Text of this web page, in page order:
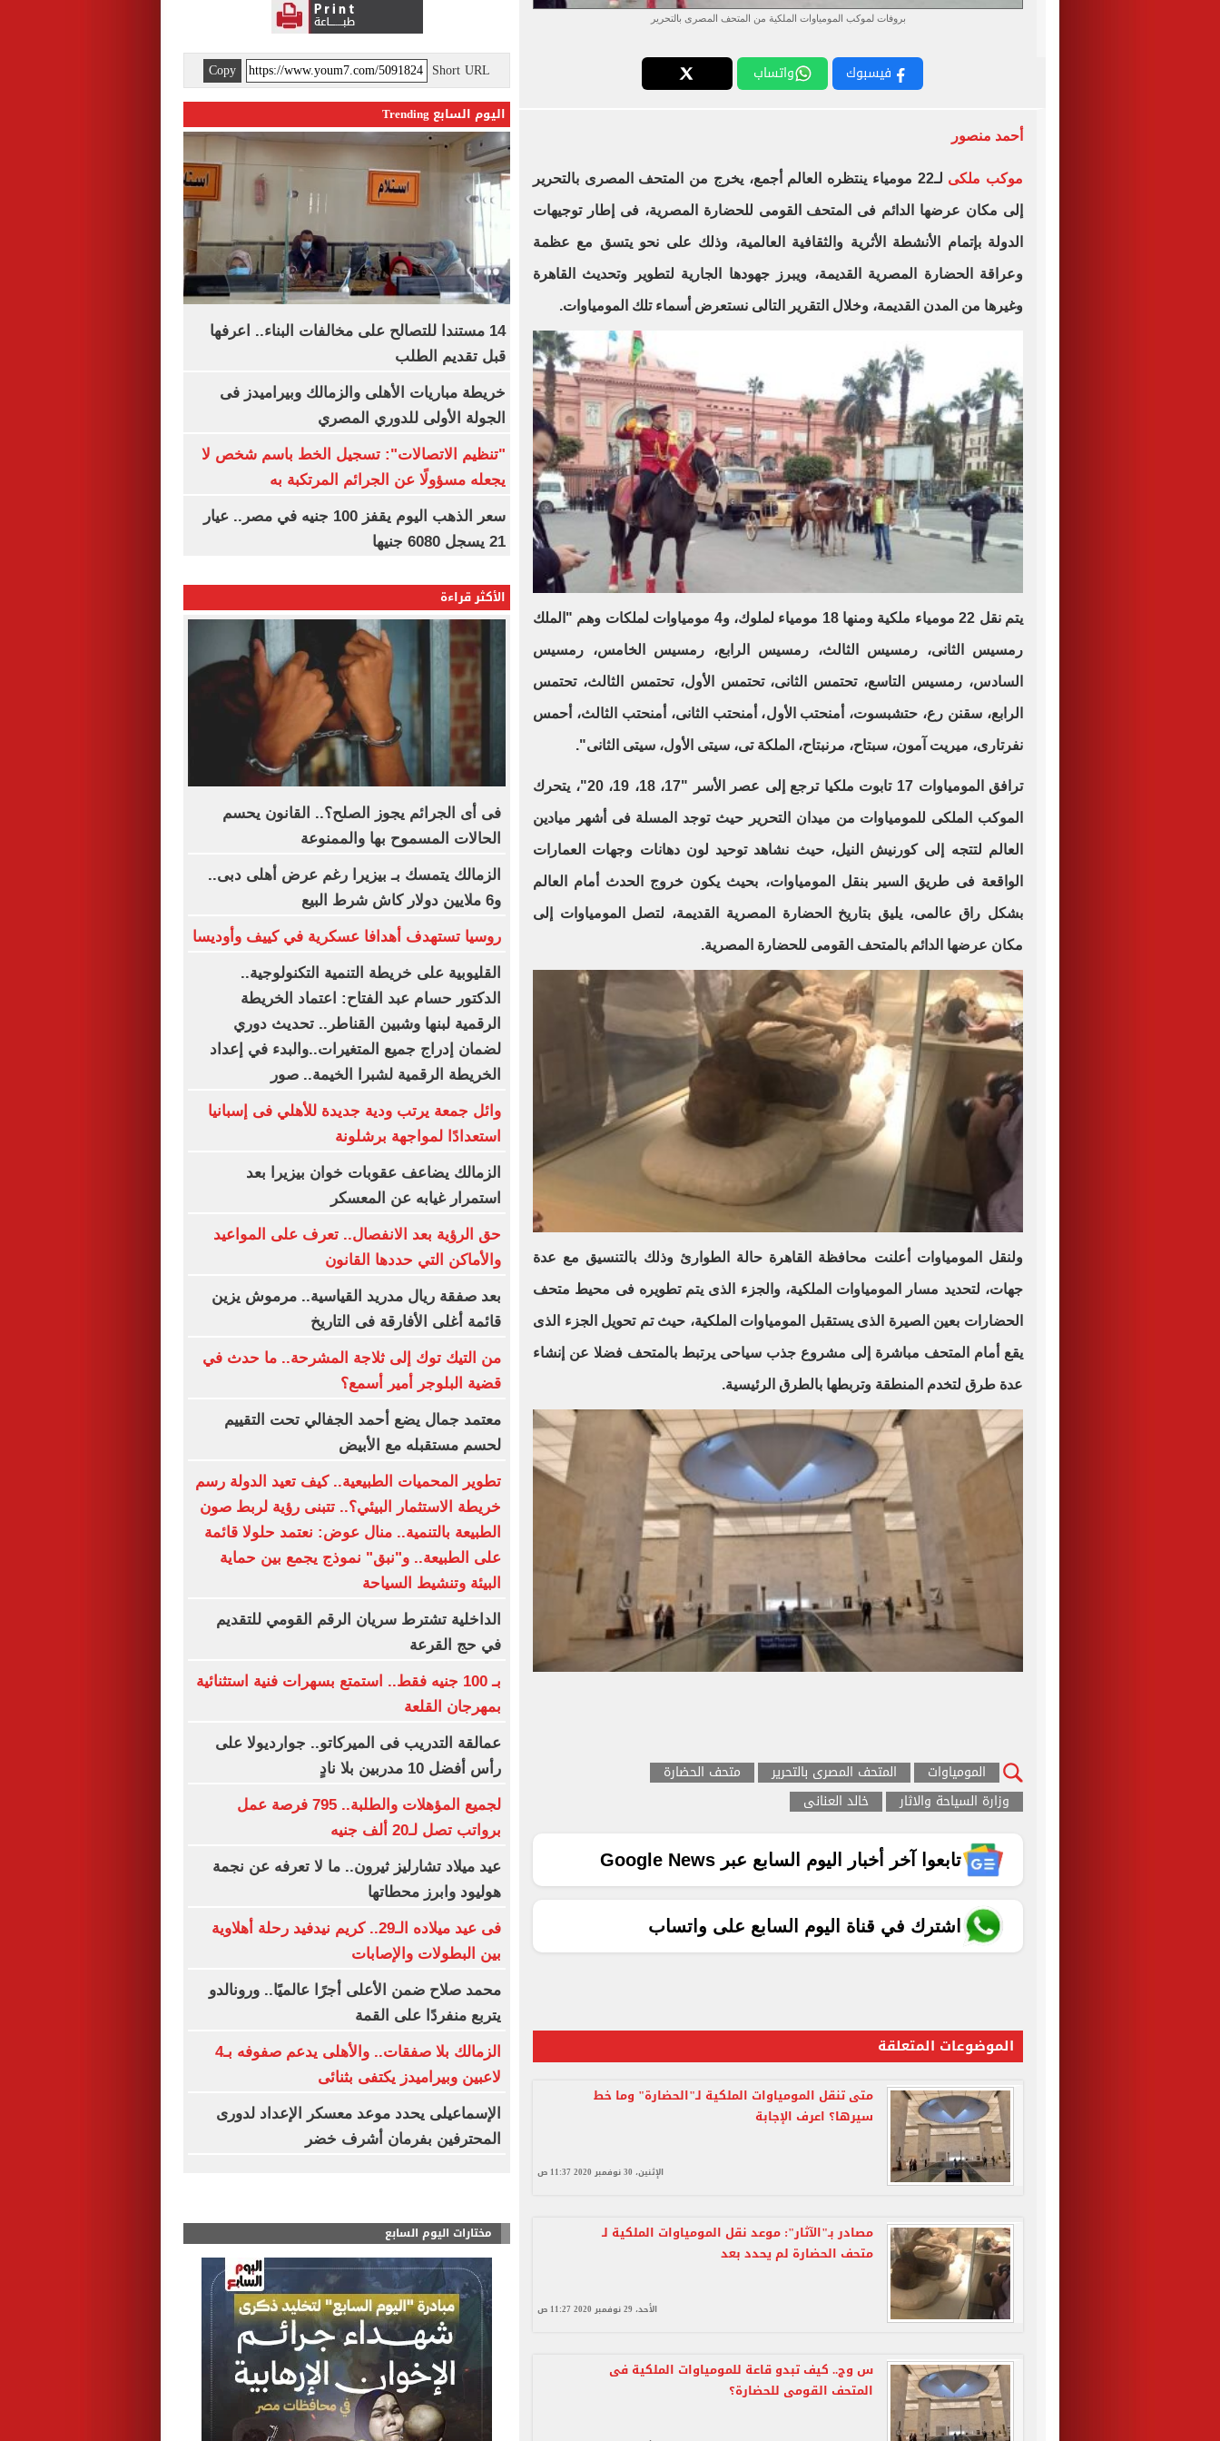
بروفات لموكب المومياوات الملكية من المتحف المصرى بالتحرير
فيسبوك واتساب
أحمد منصور
موكب ملكى لـ22 مومياء ينتظره العالم أجمع، يخرج من المتحف المصرى بالتحرير
إلى مكان عرضها الدائم فى المتحف القومى للحضارة المصرية، فى إطار توجيهات
الدولة بإتمام الأنشطة الأثرية والثقافية العالمية، وذلك على نحو يتسق مع عظمة
وعراقة الحضارة المصرية القديمة، ويبرز جهودها الجارية لتطوير وتحديث القاهرة
وغيرها من المدن القديمة، وخلال التقرير التالى نستعرض أسماء تلك المومياوات.
يتم نقل 22 مومياء ملكية ومنها 18 مومياء لملوك، و4 مومياوات لملكات وهم "الملك
رمسيس الثانى، رمسيس الثالث، رمسيس الرابع، رمسيس الخامس، رمسيس
السادس، رمسيس التاسع، تحتمس الثانى، تحتمس الأول، تحتمس الثالث، تحتمس
الرابع، سقنن رع، حتشبسوت، أمنحتب الأول، أمنحتب الثانى، أمنحتب الثالث، أحمس
نفرتارى، ميريت آمون، سبتاح، مرنبتاح، الملكة تى، سيتى الأول، سيتى الثانى".
ترافق المومياوات 17 تابوت ملكيا ترجع إلى عصر الأسر "17، 18، 19، 20"، يتحرك
الموكب الملكى للمومياوات من ميدان التحرير حيث توجد المسلة فى أشهر ميادين
العالم لتتجه إلى كورنيش النيل، حيث نشاهد توحيد لون دهانات وجهات العمارات
الواقعة فى طريق السير بنقل المومياوات، بحيث يكون خروج الحدث أمام العالم
بشكل راق عالمى، يليق بتاريخ الحضارة المصرية القديمة، لتصل المومياوات إلى
مكان عرضها الدائم بالمتحف القومى للحضارة المصرية.
ولنقل المومياوات أعلنت محافظة القاهرة حالة الطوارئ وذلك بالتنسيق مع عدة
جهات، لتحديد مسار المومياوات الملكية، والجزء الذى يتم تطويره فى محيط متحف
الحضارات بعين الصيرة الذى يستقبل المومياوات الملكية، حيث تم تحويل الجزء الذى
يقع أمام المتحف مباشرة إلى مشروع جذب سياحى يرتبط بالمتحف فضلا عن إنشاء
عدة طرق لتخدم المنطقة وتربطها بالطرق الرئيسية.
المومياوات المتحف المصرى بالتحرير
متحف الحضارة
وزارة السياحة والاثار
خالد العنانى
تابعوا آخر أخبار اليوم السابع عبر Google News
اشترك في قناة اليوم السابع على واتساب
الموضوعات المتعلقة
متى تنقل المومياوات الملكية لـ"الحضارة" وما خط
سيرها؟ اعرف الإجابة
الإثنين، 30 نوفمبر 2020 11:37 ص
مصادر بـ"الآثار": موعد نقل المومياوات الملكية لـ
متحف الحضارة لم يحدد بعد
الأحد، 29 نوفمبر 2020 11:27 ص
س وج.. كيف تبدو قاعة للمومياوات الملكية فى
المتحف القومى للحضارة؟
Short URL
Copy
اليوم السابع Trending
14 مستندا للتصالح على مخالفات البناء.. اعرفها
قبل تقديم الطلب
خريطة مباريات الأهلى والزمالك وبيراميدز فى
الجولة الأولى للدوري المصري
"تنظيم الاتصالات": تسجيل الخط باسم شخص لا
يجعله مسؤولًا عن الجرائم المرتكبة به
سعر الذهب اليوم يقفز 100 جنيه في مصر.. عيار
21 يسجل 6080 جنيها
الأكثر قراءة
فى أى الجرائم يجوز الصلح؟.. القانون يحسم
الحالات المسموح بها والممنوعة
الزمالك يتمسك بـ بيزيرا رغم عرض أهلى دبى..
و6 ملايين دولار كاش شرط البيع
روسيا تستهدف أهدافا عسكرية في كييف وأوديسا
القليوبية على خريطة التنمية التكنولوجية..
الدكتور حسام عبد الفتاح: اعتماد الخريطة
الرقمية لبنها وشبين القناطر.. تحديث دوري
لضمان إدراج جميع المتغيرات..والبدء في إعداد
الخريطة الرقمية لشبرا الخيمة.. صور
وائل جمعة يرتب ودية جديدة للأهلي فى إسبانيا
استعدادًا لمواجهة برشلونة
الزمالك يضاعف عقوبات خوان بيزيرا بعد
استمرار غيابه عن المعسكر
حق الرؤية بعد الانفصال.. تعرف على المواعيد
والأماكن التي حددها القانون
بعد صفقة ريال مدريد القياسية.. مرموش يزين
قائمة أغلى الأفارقة فى التاريخ
من التيك توك إلى ثلاجة المشرحة.. ما حدث في
قضية البلوجر أمير أسمع؟
معتمد جمال يضع أحمد الجفالي تحت التقييم
لحسم مستقبله مع الأبيض
تطوير المحميات الطبيعية.. كيف تعيد الدولة رسم
خريطة الاستثمار البيئي؟.. تتبنى رؤية لربط صون
الطبيعة بالتنمية.. منال عوض: نعتمد حلولا قائمة
على الطبيعة.. و"نبق" نموذج يجمع بين حماية
البيئة وتنشيط السياحة
الداخلية تشترط سريان الرقم القومي للتقديم
في حج القرعة
بـ 100 جنيه فقط.. استمتع بسهرات فنية استثنائية
بمهرجان القلعة
عمالقة التدريب فى الميركاتو.. جوارديولا على
رأس أفضل 10 مدربين بلا نادٍ
لجميع المؤهلات والطلبة.. 795 فرصة عمل
برواتب تصل لـ20 ألف جنيه
عيد ميلاد تشارليز ثيرون.. ما لا تعرفه عن نجمة
هوليود وابرز محطاتها
فى عيد ميلاده الـ29.. كريم نيدفيد رحلة أهلاوية
بين البطولات والإصابات
محمد صلاح ضمن الأعلى أجرًا عالميًا.. ورونالدو
يتربع منفردًا على القمة
الزمالك بلا صفقات.. والأهلى يدعم صفوفه بـ4
لاعبين وبيراميدز يكتفى بثنائى
الإسماعيلى يحدد موعد معسكر الإعداد لدورى
المحترفين بفرمان أشرف خضر
مختارات اليوم السابع